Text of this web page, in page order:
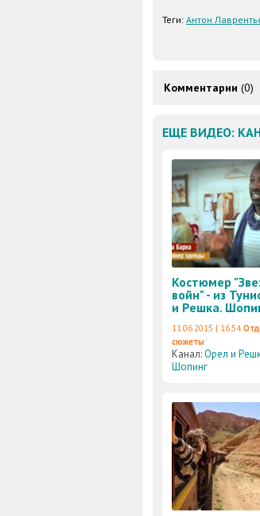
Теги: Антон
Комментарии
ЕЩЕ ВИДЕО:
Костюмер
войн" - из
и Решка.
11.06.2015 | 16:54
сюжеты
Канал:Орел и
Шопинг